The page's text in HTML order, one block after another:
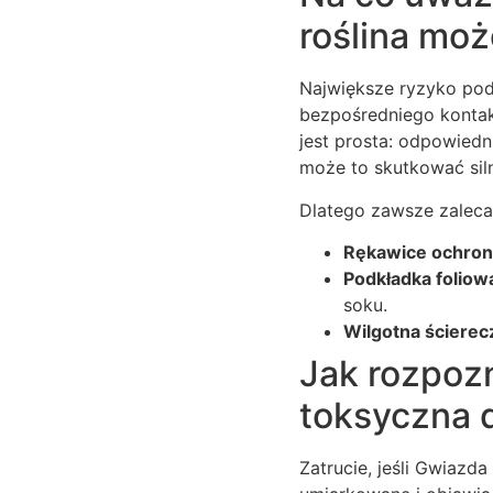
roślina
Największe ryzyko
bezpośredniego
jest prosta:
może to skutkować
Dlatego zawsze
Rękawice
Podkładka
soku.
Wilgotna
Jak
toksyczna
Zatrucie, jeśli